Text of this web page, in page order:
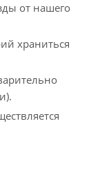
от нашего
храниться